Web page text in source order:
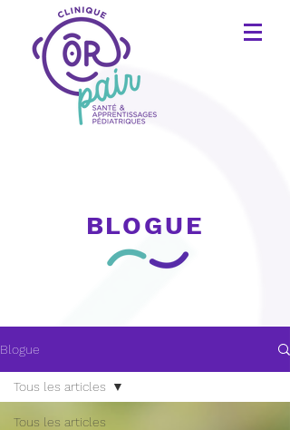
BLOGUE
Blogue
Tous les articles
Tous les articles